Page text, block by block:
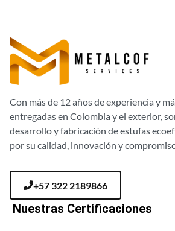
Con más de 12 años de experiencia y
entregadas en Colombia y el exterior,
desarrollo y fabricación de estufas
por su calidad, innovación y
+57 322 2189866
Nuestras Certificaciones